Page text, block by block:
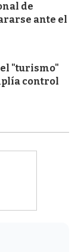
de
ante el
"turismo"
control